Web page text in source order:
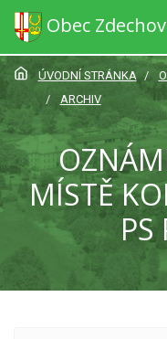
Obec
ÚVODNÍ STRÁNKA
ARCHIV
MÍSTĚ
PS